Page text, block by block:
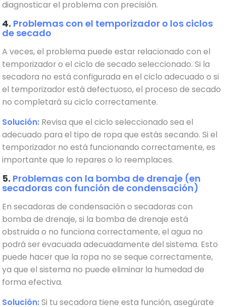
diagnosticar el problema con precisión.
4. Problemas con el temporizador o los ciclos
de secado
A veces, el problema puede estar relacionado con el
temporizador o el ciclo de secado seleccionado. Si la
secadora no está configurada en el ciclo adecuado o si
el temporizador está defectuoso, el proceso de secado
no completará su ciclo correctamente.
Solución: Revisa que el ciclo seleccionado sea el
adecuado para el tipo de ropa que estás secando. Si el
temporizador no está funcionando correctamente, es
importante que lo repares o lo reemplaces.
5. Problemas con la bomba de drenaje (en
secadoras con función de condensación)
En secadoras de condensación o secadoras con
bomba de drenaje, si la bomba de drenaje está
obstruida o no funciona correctamente, el agua no
podrá ser evacuada adecuadamente del sistema. Esto
puede hacer que la ropa no se seque correctamente,
ya que el sistema no puede eliminar la humedad de
forma efectiva.
Solución:Si tu secadora tiene esta función, asegúrate